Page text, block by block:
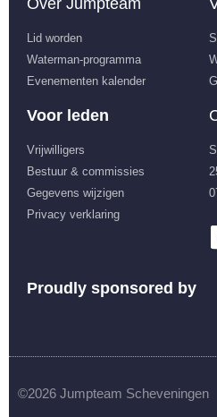
Over Jumpteam
Lid worden
Waterman-programma
Evenementen kalender
Voor leden
Vrijwilligers
Bestuur & commissies
Gegevens wijzigen
Privacy verklaring
Proudly sponsored by
©2026 Jumpteam Scheveningen